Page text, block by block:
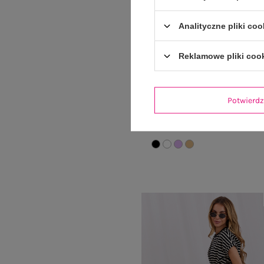
Czarny krótki top basic w
Analityczne pliki
Reklamowe pliki